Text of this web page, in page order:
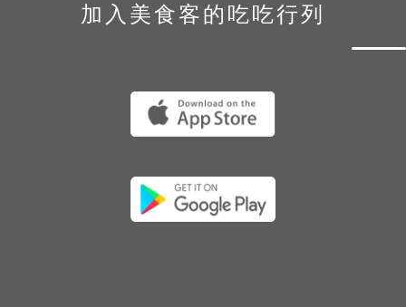
加入美食客的吃吃行列